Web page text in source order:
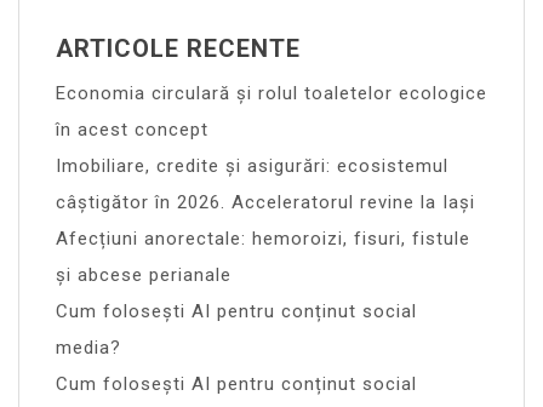
ARTICOLE RECENTE
Economia circulară și rolul toaletelor ecologice
în acest concept
Imobiliare, credite și asigurări: ecosistemul
câștigător în 2026. Acceleratorul revine la Iași
Afecțiuni anorectale: hemoroizi, fisuri, fistule
și abcese perianale
Cum folosești AI pentru conținut social
media?
Cum folosești AI pentru conținut social